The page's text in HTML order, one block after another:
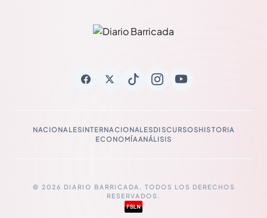
NACIONALESINTERNACIONALESDISCURSOSHISTORIA
ECONOMÍAANÁLISIS
© 2026 DIARIO BARRICADA. TODOS LOS DERECHOS
RESERVADOS.